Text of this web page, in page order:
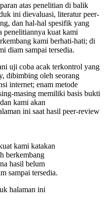
atas penelitian di balik
ini dievaluasi, literatur peer-
dan hal-hal spesifik yang
kuat kami
kami berhati-hati; di
diam sampai tersedia.
uji coba acak terkontrol yang
dibimbing oleh seorang
internet; enam metode
masing memiliki basis bukti
kami akan
ini saat hasil peer-review
kami katakan
berkembang
hasil belum
sampai tersedia.
halaman ini